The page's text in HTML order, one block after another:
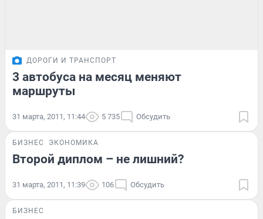
ДОРОГИ И ТРАНСПОРТ
3 автобуса на месяц меняют
маршруты
31 марта, 2011, 11:44 5 735 Обсудить
БИЗНЕС ЭКОНОМИКА
Второй диплом – не лишний?
31 марта, 2011, 11:39 106 Обсудить
БИЗНЕС